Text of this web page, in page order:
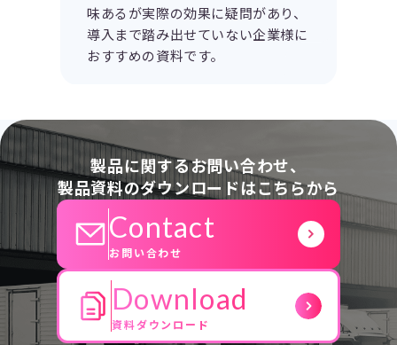
味あるが実際の効果に疑問があり、
導入まで踏み出せていない企業様に
おすすめの資料です。
製品に関するお問い合わせ、
製品資料のダウンロードはこちらから
Contact
お問い合わせ
Download
資料ダウンロード